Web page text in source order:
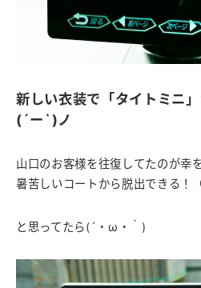
新しい衣装で「タイトミニ
(´ー`)ノ
山口のお客様を往復してたのが幸
暑苦しいコートから脱出できる！（
と思ってたら(´・ω・｀)